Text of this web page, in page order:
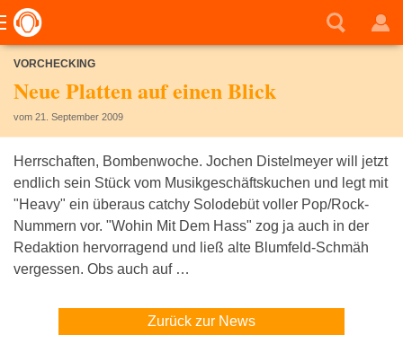
VORCHECKING
Neue Platten auf einen Blick
vom 21. September 2009
Herrschaften, Bombenwoche. Jochen Distelmeyer will jetzt
endlich sein Stück vom Musikgeschäftskuchen und legt mit
"Heavy" ein überaus catchy Solodebüt voller Pop/Rock-
Nummern vor. "Wohin Mit Dem Hass" zog ja auch in der
Redaktion hervorragend und ließ alte Blumfeld-Schmäh
vergessen. Obs auch auf …
Zurück zur News